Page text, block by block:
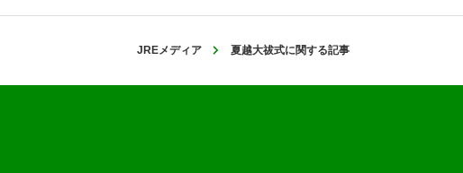
JREメディア 夏越大祓式に関する記事